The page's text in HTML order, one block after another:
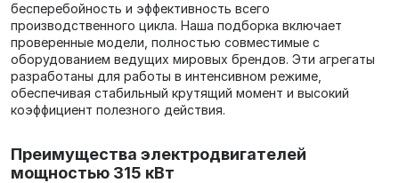
бесперебойность и эффективность всего
производственного цикла. Наша подборка включает
проверенные модели, полностью совместимые с
оборудованием ведущих мировых брендов. Эти агрегаты
разработаны для работы в интенсивном режиме,
обеспечивая стабильный крутящий момент и высокий
коэффициент полезного действия.
Преимущества электродвигателей
мощностью 315 кВт